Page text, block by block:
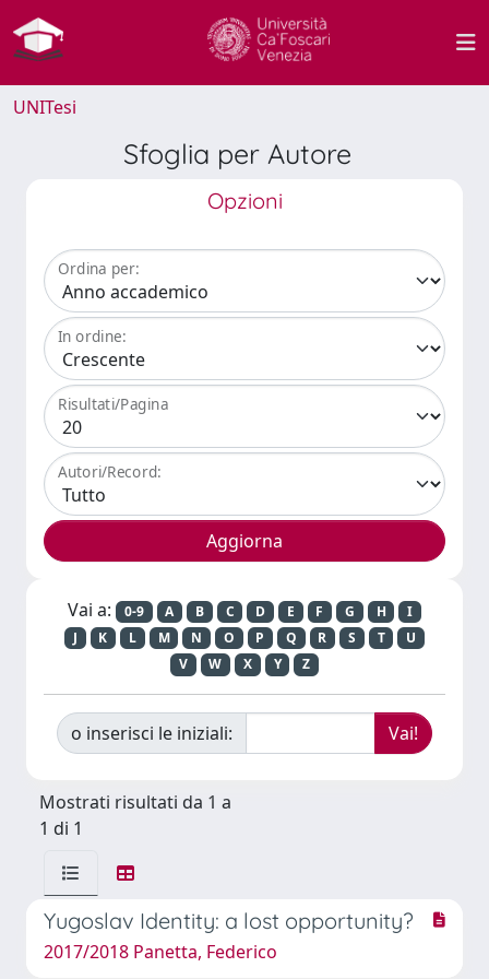
UNITesi
Sfoglia per Autore
Opzioni
Ordina per:
In ordine:
Risultati/Pagina
Autori/Record:
Vai a: 0-9 A B C D E F G H
I
J
K L M N O P Q R S T
U
V
W X Y Z
o inserisci le iniziali:
Mostrati risultati da 1 a
1 di 1
Yugoslav Identity: a lost opportunity?
2017/2018 Panetta, Federico